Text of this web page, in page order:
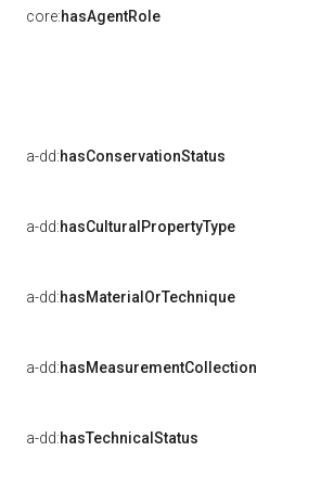
core:hasAgentRole
a-dd:hasConservationStatus
a-dd:hasCulturalPropertyType
a-dd:hasMaterialOrTechnique
a-dd:hasMeasurementCollection
a-dd:hasTechnicalStatus